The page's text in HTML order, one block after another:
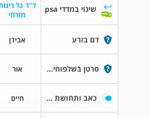
שינוי במדדי psa
ד"ר גל
מזרחי
דם בזרע אבידן
סרטן בשלפוחית השתן אור
כאב ותחושת מתח שיורד לרגליים מהגב התחתון חיים